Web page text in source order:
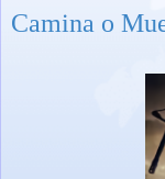
Camina o